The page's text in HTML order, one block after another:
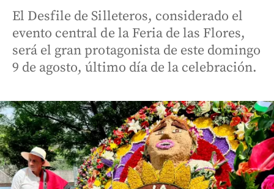
El Desfile de Silleteros, considerado el
evento central de la Feria de las Flores,
será el gran protagonista de este domingo
9 de agosto, último día de la celebración.